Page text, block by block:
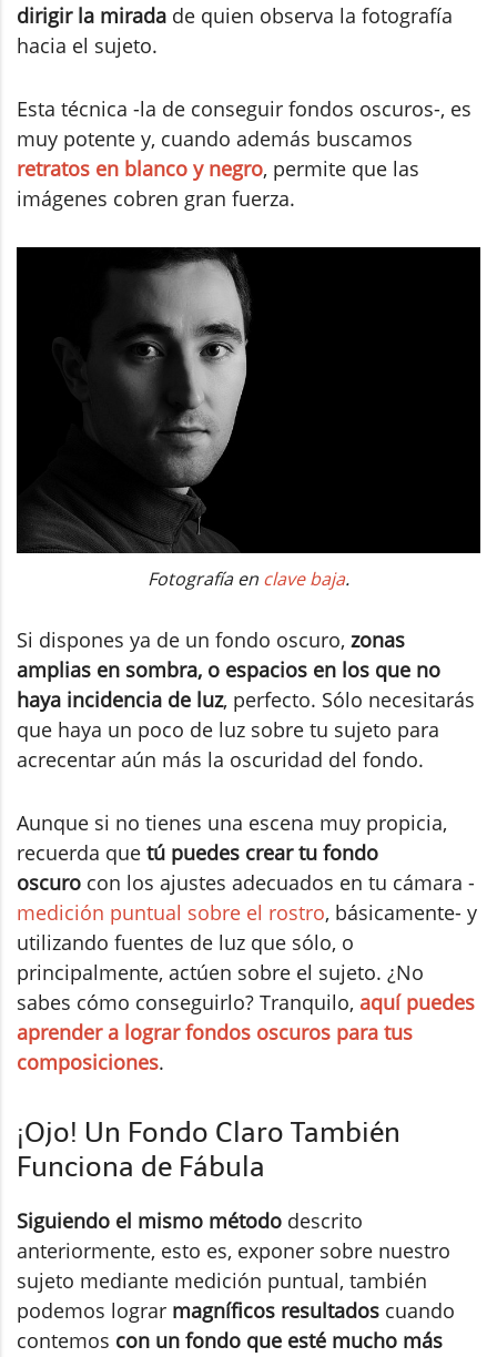
dirigir la mirada de quien observa la fotografía
hacia el sujeto.
Esta técnica -la de conseguir fondos oscuros-, es
muy potente y, cuando además buscamos
retratos en blanco y negro, permite que las
imágenes cobren gran fuerza.
Fotografía en clave baja.
Si dispones ya de un fondo oscuro, zonas
amplias en sombra, o espacios en los que no
haya incidencia de luz, perfecto. Sólo necesitarás
que haya un poco de luz sobre tu sujeto para
acrecentar aún más la oscuridad del fondo.
Aunque si no tienes una escena muy propicia,
recuerda que tú puedes crear tu fondo
oscuro con los ajustes adecuados en tu cámara -
medición puntual sobre el rostro, básicamente- y
utilizando fuentes de luz que sólo, o
principalmente, actúen sobre el sujeto. ¿No
sabes cómo conseguirlo? Tranquilo, aquí puedes
aprender a lograr fondos oscuros para tus
composiciones.
¡Ojo! Un Fondo Claro También
Funciona de Fábula
Siguiendo el mismo método descrito
anteriormente, esto es, exponer sobre nuestro
sujeto mediante medición puntual, también
podemos lograr magníficos resultados cuando
contemos con un fondo que esté mucho más